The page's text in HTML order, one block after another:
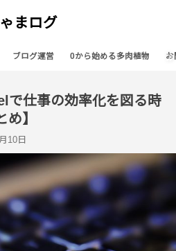
まログ
ブログ運営 0から始める多肉植物 お
で仕事の効率化を図る時
】
10日